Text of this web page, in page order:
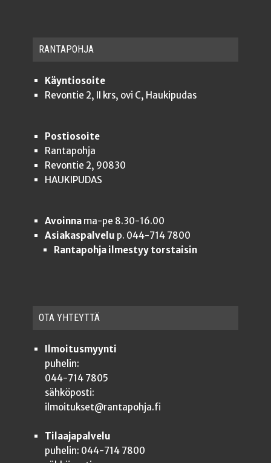
RAN­TA­POH­JA
Käyntiosoite
Revontie 2, II krs, ovi C, Haukipudas
Postiosoite
Rantapohja
Revontie 2, 90830
HAUKIPUDAS
Avoinnama-pe 8.30-16.00
Asiakaspalvelu p. 044-714 7800
Rantapohja ilmestyy torstaisin
OTA YHTEYT­TÄ
Ilmoitusmyynti
puhelin:
044-714 7805
sähköposti:
ilmoitukset@rantapohja.fi
Tilaajapalvelu
puhelin: 044-714 7800